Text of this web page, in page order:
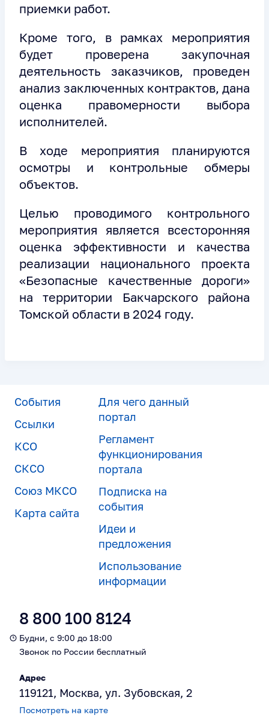
приемки работ.
Кроме того, в рамках мероприятия
будет проверена закупочная
деятельность заказчиков, проведен
анализ заключенных контрактов, дана
оценка правомерности выбора
исполнителей.
В ходе мероприятия планируются
осмотры и контрольные обмеры
объектов.
Целью проводимого контрольного
мероприятия является всесторонняя
оценка эффективности и качества
реализации национального проекта
«Безопасные качественные дороги»
на территории Бакчарского района
Томской области в 2024 году.
События
Ссылки
КСО
СКСО
Союз МКСО
Карта сайта
Для чего данный
портал
Регламент
функционирования
портала
Подписка на
события
Идеи и
предложения
Использование
информации
8 800 100 8124
Будни, с 9:00 до 18:00
Звонок по России бесплатный
Адрес
119121, Москва, ул. Зубовская, 2
Посмотреть на карте